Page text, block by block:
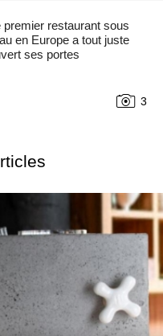
premier restaurant sous
en Europe a tout juste
ses portes
3